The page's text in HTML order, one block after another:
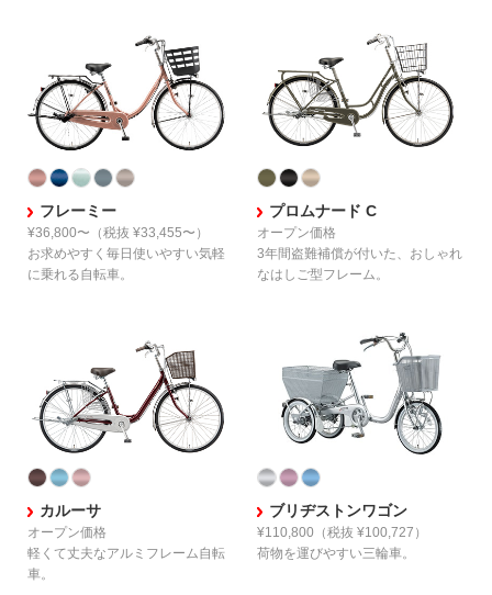
フレーミー
¥36,800〜 （税抜 ¥33,455〜）
お求めやすく毎日使いやすい気軽
に乗れる自転車。
プロムナード C
オープン価格
3年間盗難補償が付いた、 おしゃれ
なはしご型フレーム。
カルーサ
オープン価格
軽くて丈夫なアルミフレーム自転
車。
ブリヂストンワゴン
¥110,800 （税抜 ¥100,727）
荷物を運びやすい三輪車。